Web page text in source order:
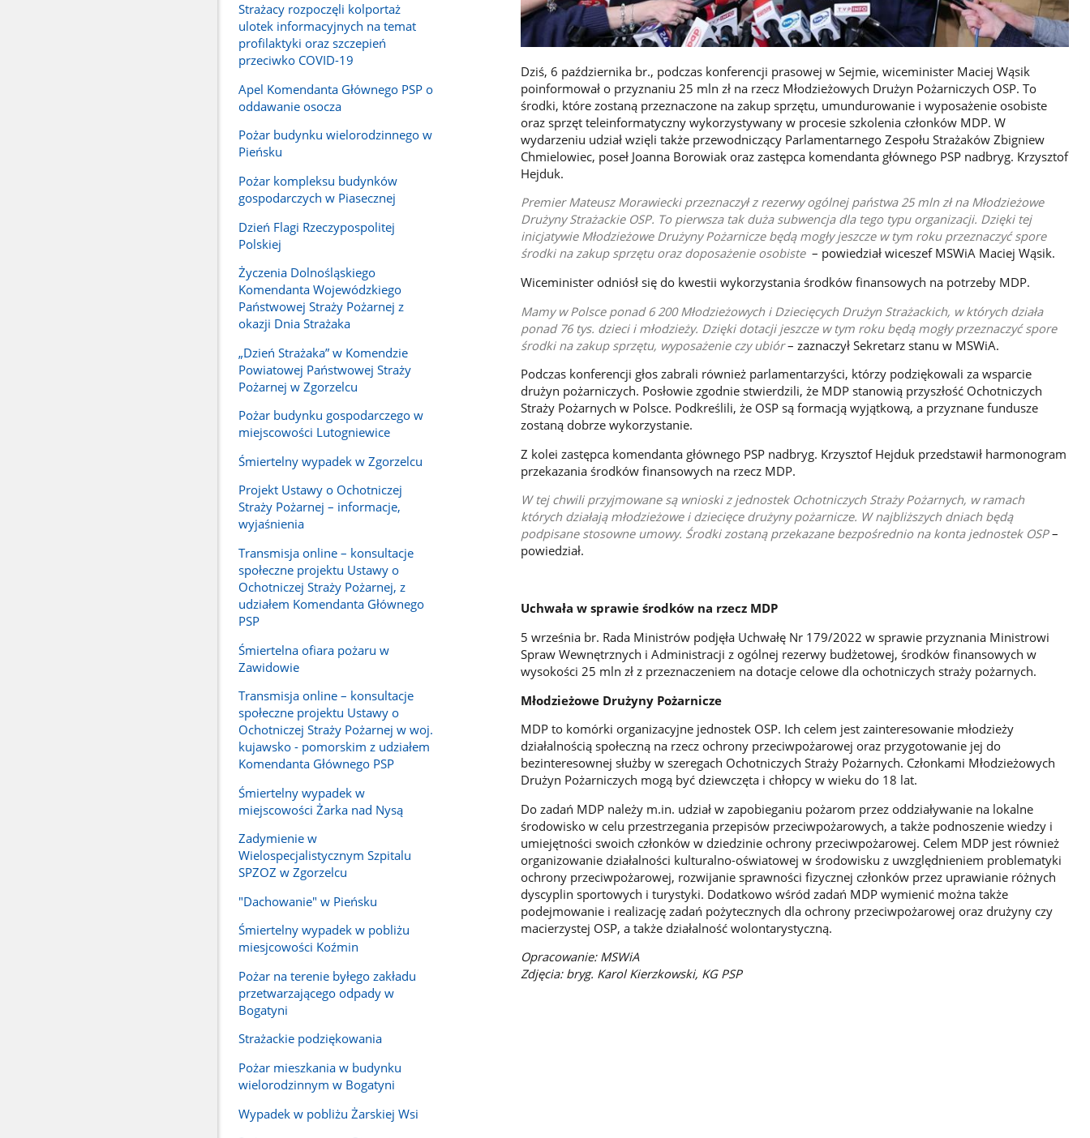
Strażacy rozpoczęli kolportaż
ulotek informacyjnych na temat
profilaktyki oraz szczepień
przeciwko COVID-19
Apel Komendanta Głównego PSP o
oddawanie osocza
Pożar budynku wielorodzinnego w
Pieńsku
Pożar kompleksu budynków
gospodarczych w Piasecznej
Dzień Flagi Rzeczypospolitej
Polskiej
Życzenia Dolnośląskiego
Komendanta Wojewódzkiego
Państwowej Straży Pożarnej z
okazji Dnia Strażaka
„Dzień Strażaka” w Komendzie
Powiatowej Państwowej Straży
Pożarnej w Zgorzelcu
Pożar budynku gospodarczego w
miejscowości Lutogniewice
Śmiertelny wypadek w Zgorzelcu
Projekt Ustawy o Ochotniczej
Straży Pożarnej – informacje,
wyjaśnienia
Transmisja online – konsultacje
społeczne projektu Ustawy o
Ochotniczej Straży Pożarnej, z
udziałem Komendanta Głównego
PSP
Śmiertelna ofiara pożaru w
Zawidowie
Transmisja online – konsultacje
społeczne projektu Ustawy o
Ochotniczej Straży Pożarnej w woj.
kujawsko - pomorskim z udziałem
Komendanta Głównego PSP
Śmiertelny wypadek w
miejscowości Żarka nad Nysą
Zadymienie w
Wielospecjalistycznym Szpitalu
SPZOZ w Zgorzelcu
"Dachowanie" w Pieńsku
Śmiertelny wypadek w pobliżu
miesjcowości Koźmin
Pożar na terenie byłego zakładu
przetwarzającego odpady w
Bogatyni
Strażackie podziękowania
Pożar mieszkania w budynku
wielorodzinnym w Bogatyni
Wypadek w pobliżu Żarskiej Wsi
Dziś, 6 października br., podczas konferencji prasowej w Sejmie, wiceminister Maciej Wąsik
poinformował o przyznaniu 25 mln zł na rzecz Młodzieżowych Drużyn Pożarniczych OSP. To
środki, które zostaną przeznaczone na zakup sprzętu, umundurowanie i wyposażenie osobiste
oraz sprzęt teleinformatyczny wykorzystywany w procesie szkolenia członków MDP. W
wydarzeniu udział wzięli także przewodniczący Parlamentarnego Zespołu Strażaków Zbigniew
Chmielowiec, poseł Joanna Borowiak oraz zastępca komendanta głównego PSP nadbryg. Krzysztof
Hejduk.
Premier Mateusz Morawiecki przeznaczył z rezerwy ogólnej państwa 25 mln zł na Młodzieżowe
Drużyny Strażackie OSP. To pierwsza tak duża subwencja dla tego typu organizacji. Dzięki tej
inicjatywie Młodzieżowe Drużyny Pożarnicze będą mogły jeszcze w tym roku przeznaczyć spore
środki na zakup sprzętu oraz doposażenie osobiste– powiedział wiceszef MSWiA Maciej Wąsik.
Wiceminister odniósł się do kwestii wykorzystania środków finansowych na potrzeby MDP.
Mamy w Polsce ponad 6 200 Młodzieżowych i Dziecięcych Drużyn Strażackich, w których działa
ponad 76 tys. dzieci i młodzieży. Dzięki dotacji jeszcze w tym roku będą mogły przeznaczyć spore
środki na zakup sprzętu, wyposażenie czy ubiór– zaznaczył Sekretarz stanu w MSWiA.
Podczas konferencji głos zabrali również parlamentarzyści, którzy podziękowali za wsparcie
drużyn pożarniczych. Posłowie zgodnie stwierdzili, że MDP stanowią przyszłość Ochotniczych
Straży Pożarnych w Polsce. Podkreślili, że OSP są formacją wyjątkową, a przyznane fundusze
zostaną dobrze wykorzystanie.
Z kolei zastępca komendanta głównego PSP nadbryg. Krzysztof Hejduk przedstawił harmonogram
przekazania środków finansowych na rzecz MDP.
W tej chwili przyjmowane są wnioski z jednostek Ochotniczych Straży Pożarnych, w ramach
których działają młodzieżowe i dziecięce drużyny pożarnicze. W najbliższych dniach będą
podpisane stosowne umowy. Środki zostaną przekazane bezpośrednio na konta jednostek OSP–
powiedział.
Uchwała w sprawie środków na rzecz MDP
5 września br. Rada Ministrów podjęła Uchwałę Nr 179/2022 w sprawie przyznania Ministrowi
Spraw Wewnętrznych i Administracji z ogólnej rezerwy budżetowej, środków finansowych w
wysokości 25 mln zł z przeznaczeniem na dotacje celowe dla ochotniczych straży pożarnych.
Młodzieżowe Drużyny Pożarnicze
MDP to komórki organizacyjne jednostek OSP. Ich celem jest zainteresowanie młodzieży
działalnością społeczną na rzecz ochrony przeciwpożarowej oraz przygotowanie jej do
bezinteresownej służby w szeregach Ochotniczych Straży Pożarnych. Członkami Młodzieżowych
Drużyn Pożarniczych mogą być dziewczęta i chłopcy w wieku do 18 lat.
Do zadań MDP należy m.in. udział w zapobieganiu pożarom przez oddziaływanie na lokalne
środowisko w celu przestrzegania przepisów przeciwpożarowych, a także podnoszenie wiedzy i
umiejętności swoich członków w dziedzinie ochrony przeciwpożarowej. Celem MDP jest również
organizowanie działalności kulturalno-oświatowej w środowisku z uwzględnieniem problematyki
ochrony przeciwpożarowej, rozwijanie sprawności fizycznej członków przez uprawianie różnych
dyscyplin sportowych i turystyki. Dodatkowo wśród zadań MDP wymienić można także
podejmowanie i realizację zadań pożytecznych dla ochrony przeciwpożarowej oraz drużyny czy
macierzystej OSP, a także działalność wolontarystyczną.
Opracowanie: MSWiA
Zdjęcia: bryg. Karol Kierzkowski, KG PSP